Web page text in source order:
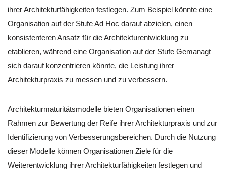
ihrer Architekturfähigkeiten festlegen. Zum Beispiel könnte eine
Organisation auf der Stufe Ad Hoc darauf abzielen, einen
konsistenteren Ansatz für die Architekturentwicklung zu
etablieren, während eine Organisation auf der Stufe Gemanagt
sich darauf konzentrieren könnte, die Leistung ihrer
Architekturpraxis zu messen und zu verbessern.
Architekturmaturitätsmodelle bieten Organisationen einen
Rahmen zur Bewertung der Reife ihrer Architekturpraxis und zur
Identifizierung von Verbesserungsbereichen. Durch die Nutzung
dieser Modelle können Organisationen Ziele für die
Weiterentwicklung ihrer Architekturfähigkeiten festlegen und